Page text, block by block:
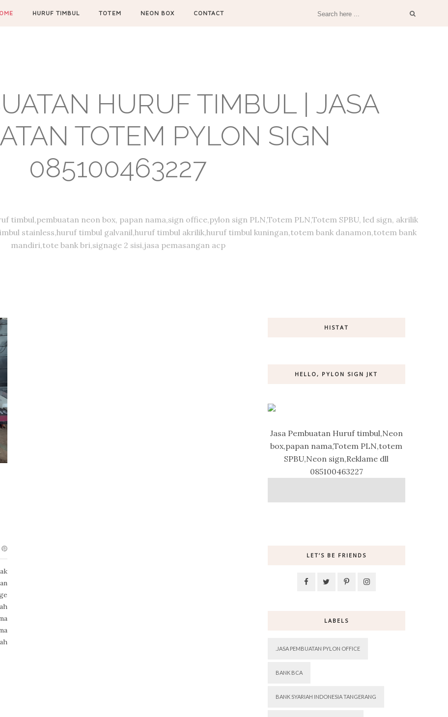
HURUF TIMBUL TOTEM NEON BOX CONTACT
HURUF TIMBUL | JASA
TOTEM PYLON SIGN
085100463227
timbul,pembuatan neon box, papan nama,sign office,pylon sign PLN,Totem PLN,Totem SPBU, led sign, akrilik
stainless,huruf timbul galvanil,huruf timbul akrilik,huruf timbul kuningan,totem bank danamon,totem bank
mandiri,tote bank bri,signage 2 sisi,jasa pemasangan acp
HISTAT
HELLO, PYLON SIGN JKT
Jasa Pembuatan Huruf timbul,Neon
box,papan nama,Totem PLN,totem
SPBU,Neon sign,Reklame dll
085100463227
LET’S BE FRIENDS
LABELS
.JASA PEMBUATAN PYLON OFFICE
BANK BCA
BANK SYARIAH INDONESIA TANGERANG